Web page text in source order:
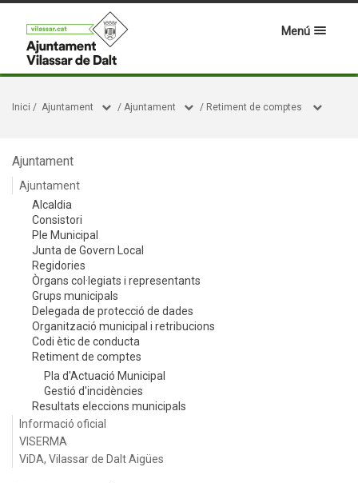
Menú
Inici / Ajuntament / Ajuntament / Retiment de comptes
Ajuntament
Ajuntament
Alcaldia
Consistori
Ple Municipal
Junta de Govern Local
Regidories
Òrgans col·legiats i representants
Grups municipals
Delegada de protecció de dades
Organització municipal i retribucions
Codi ètic de conducta
Retiment de comptes
Pla d'Actuació Municipal
Gestió d'incidències
Resultats eleccions municipals
Informació oficial
VISERMA
ViDA, Vilassar de Dalt Aigües